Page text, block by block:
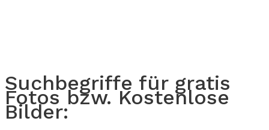
Suchbegriffe für gratis
Fotos bzw. Kostenlose
Bilder: